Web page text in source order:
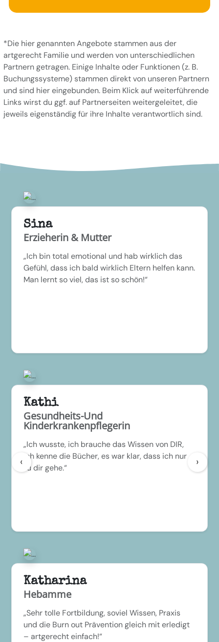
*Die hier genannten Angebote stammen aus der
artgerecht Familie und werden von unterschiedlichen
Partnern getragen. Einige Inhalte oder Funktionen (z. B.
Buchungssysteme) stammen direkt von unseren Partnern
und sind hier eingebunden. Beim Klick auf weiterführende
Links wirst du ggf. auf Partnerseiten weitergeleitet, die
jeweils eigenständig für ihre Inhalte verantwortlich sind.
Sina
Erzieherin & Mutter
„Ich bin total emotional und hab wirklich das
Gefühl, dass ich bald wirklich Eltern helfen kann.
Man lernt so viel, das ist so schön!“
Kathi
Gesundheits-Und
Kinderkrankenpflegerin
„Ich wusste, ich brauche das Wissen von DIR,
ich kenne die Bücher, es war klar, dass ich nur
zu dir gehe.“
Katharina
Hebamme
„Sehr tolle Fortbildung, soviel Wissen, Praxis
und die Burn out Prävention gleich mit erledigt
– artgerecht einfach!“
‹ ›